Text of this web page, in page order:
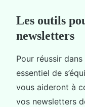
Les outils
newsletters
Pour réussir
essentiel de
vous aideront à
vos newsletters